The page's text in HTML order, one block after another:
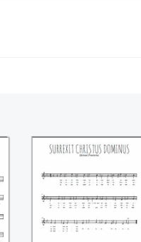
Surrexit christus
dominus ((Michael
Praetorius))